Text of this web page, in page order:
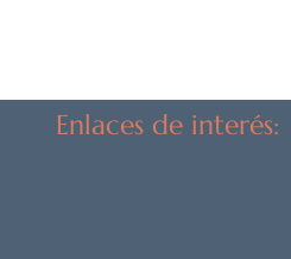
Enlaces de interés: